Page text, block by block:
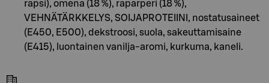
rapsi), omena (18 %), raparperi (18 %),
VEHNÄTÄRKKELYS, SOIJAPROTEIINI, nostatusaineet
(E450, E500), dekstroosi, suola, sakeuttamisaine
(E415), luontainen vanilja-aromi, kurkuma, kaneli.